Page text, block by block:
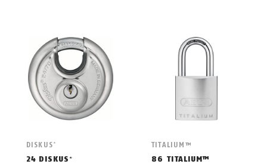
DISKUS ®
24 DISKUS ®
TITALIUM™
86 TITALIUM™